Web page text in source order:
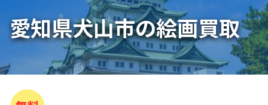
プ
愛知県犬山市の絵画買取